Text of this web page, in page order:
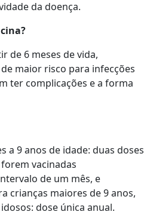
da doença.
de 6 meses de vida,
maior risco para infecções
ter complicações e a forma
a 9 anos de idade: duas doses
vacinadas
de um mês, e
crianças maiores de 9 anos,
dose única anual.